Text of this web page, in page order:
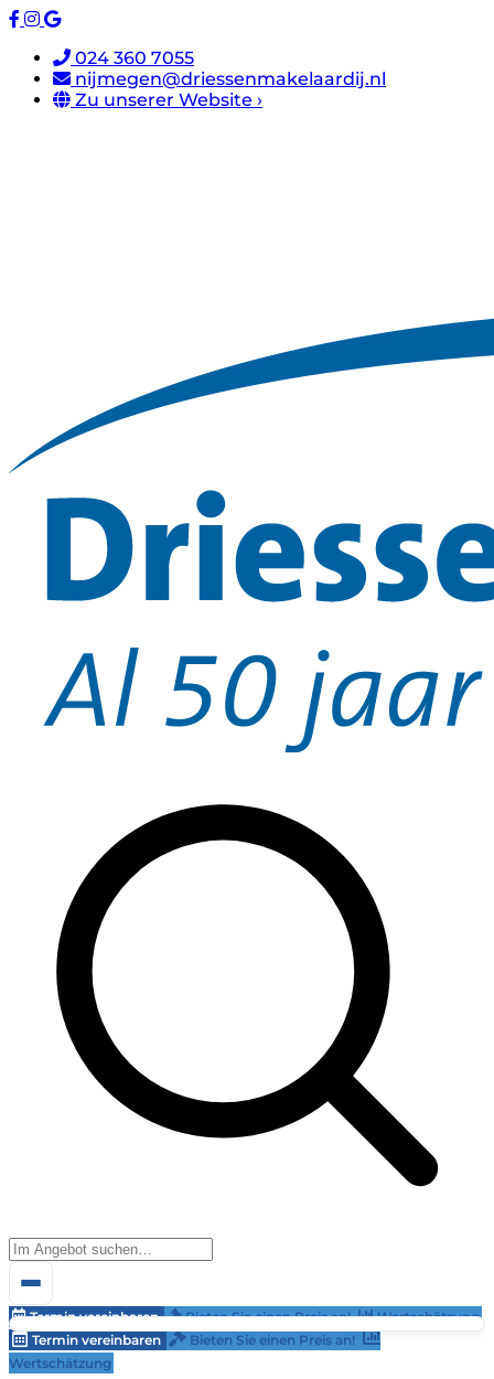
024 360 7055
nijmegen@driessenmakelaardij.nl
Zu unserer Website ›
Termin vereinbaren Bieten Sie einen Preis an!
Wertschätzung
Termin vereinbaren
Bieten Sie einen Preis an!
Wertschätzung